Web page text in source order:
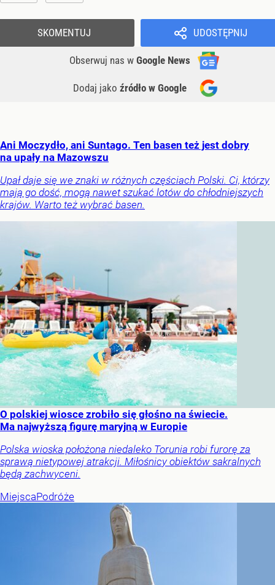
UDOSTĘPNIJ
Obserwuj nas w Google News
Dodaj jako źródło w Google
SKOMENTUJ
Ani Moczydło, ani Suntago. Ten basen też jest dobry
na upały na Mazowszu
Upał daje się we znaki w różnych częściach Polski. Ci, którzy
mają go dość, mogą nawet szukać lotów do chłodniejszych
krajów. Warto też wybrać basen.
O polskiej wiosce zrobiło się głośno na świecie.
Ma najwyższą figurę maryjną w Europie
Polska wioska położona niedaleko Torunia robi furorę za
sprawą nietypowej atrakcji. Miłośnicy obiektów sakralnych
będą zachwyceni.
MiejscaPodróże